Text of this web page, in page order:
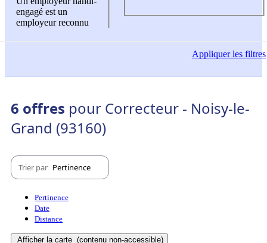
engagé est un
employeur reconnu
Appliquerles filtres
6 offres pour Correcteur - Noisy-le-
Grand (93160)
Trier par Pertinence
Pertinence
Date
Distance
Afficher la carte (contenu non-accessible)